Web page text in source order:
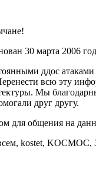
30 марта 2006
ддос
всю эту
Мы
друг другу.
для общения на
kostet,